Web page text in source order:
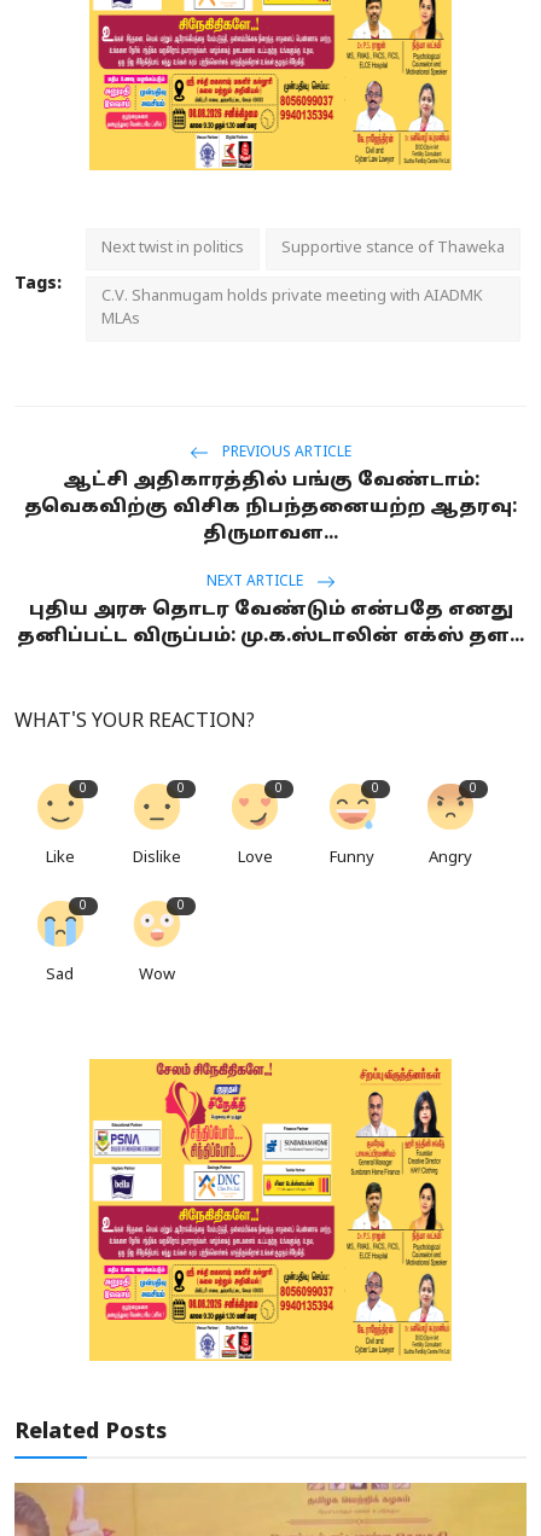
Tags:
Next twist in politics Supportive stance of Thaweka
C.V. Shanmugam holds private meeting with AIADMK
MLAs
PREVIOUS ARTICLE
ஆட்சி அதிகாரத்தில் பங்கு வேண்டாம்:
தவெகவிற்கு விசிக நிபந்தனையற்ற ஆதரவு:
திருமாவள...
NEXT ARTICLE
புதிய அரசு தொடர வேண்டும் என்பதே எனது
தனிப்பட்ட விருப்பம்: மு.க.ஸ்டாலின் எக்ஸ் தள...
WHAT'S YOUR REACTION?
0
Like
0
Dislike
0
Love
0
Funny
0
Angry
0
Sad
0
Wow
Related Posts